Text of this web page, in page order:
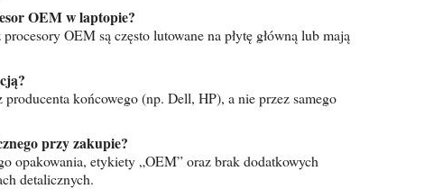
OEM w laptopie?
OEM są często lutowane na płytę główną lub mają
końcowego (np. Dell, HP), a nie przez samego
przy zakupie?
opakowania, etykiety „OEM” oraz brak dodatkowych
detalicznych.